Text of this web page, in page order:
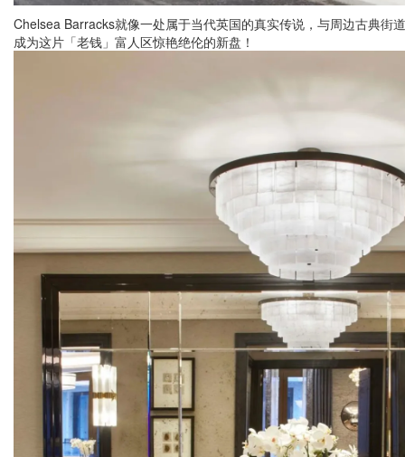
Chelsea Barracks就像一处属于当代英国的真实传说，与周边古典街
成为这片「老钱」富人区惊艳绝伦的新盘！